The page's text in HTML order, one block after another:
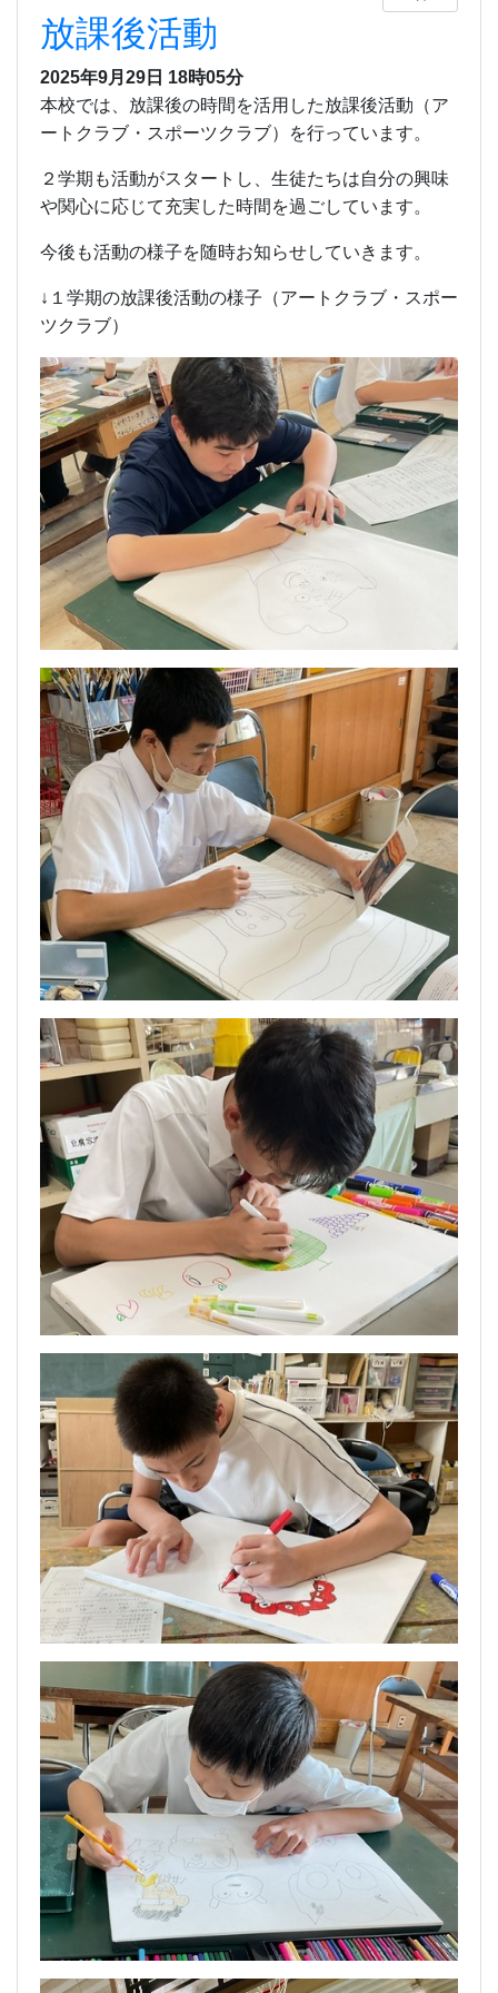
放課後活動
2025年9月29日 18時05分
本校では、放課後の時間を活用した放課後活動（ア
ートクラブ・スポーツクラブ）を行っています。
２学期も活動がスタートし、生徒たちは自分の興味
や関心に応じて充実した時間を過ごしています。
今後も活動の様子を随時お知らせしていきます。
↓１学期の放課後活動の様子（アートクラブ・スポー
ツクラブ）